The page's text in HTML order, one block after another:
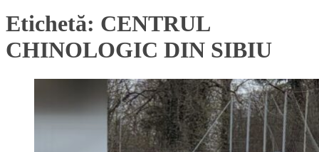
Etichetă: CENTRUL
CHINOLOGIC DIN SIBIU